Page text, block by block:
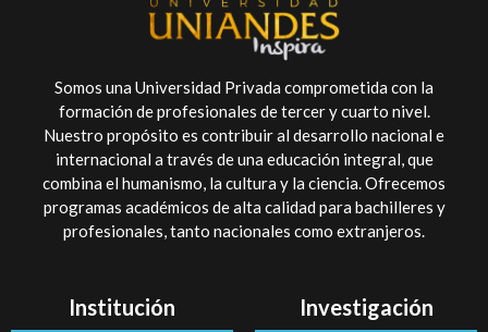
Somos una Universidad Privada comprometida con la
formación de profesionales de tercer y cuarto nivel.
Nuestro propósito es contribuir al desarrollo nacional e
internacional a través de una educación integral, que
combina el humanismo, la cultura y la ciencia. Ofrecemos
programas académicos de alta calidad para bachilleres y
profesionales, tanto nacionales como extranjeros.
Institución Investigación